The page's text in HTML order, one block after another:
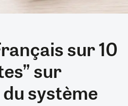
sur 10
sur
du système